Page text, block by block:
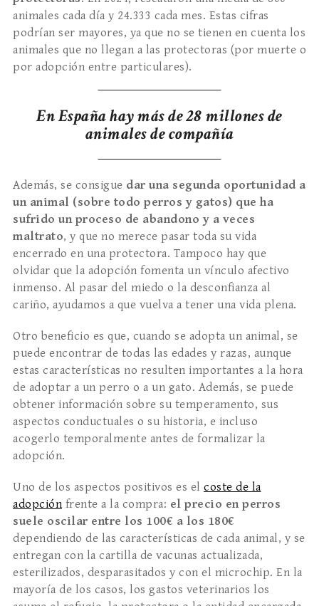
animales cada día y 24.333 cada mes. Estas cifras
podrían ser mayores, ya que no se tienen en cuenta los
animales que no llegan a las protectoras (por muerte o
por adopción entre particulares).
En España hay más de 28 millones de
animales de compañía
Además, se consigue dar una segunda oportunidad a
un animal (sobre todo perros y gatos) que ha
sufrido un proceso de abandono y a veces
maltrato, y que no merece pasar toda su vida
encerrado en una protectora. Tampoco hay que
olvidar que la adopción fomenta un vínculo afectivo
inmenso. Al pasar del miedo o la desconfianza al
cariño, ayudamos a que vuelva a tener una vida plena.
Otro beneficio es que, cuando se adopta un animal, se
puede encontrar de todas las edades y razas, aunque
estas características no resulten importantes a la hora
de adoptar a un perro o a un gato. Además, se puede
obtener información sobre su temperamento, sus
aspectos conductuales o su historia, e incluso
acogerlo temporalmente antes de formalizar la
adopción.
Uno de los aspectos positivos es el coste de la
adopción frente a la compra: el precio en perros
suele oscilar entre los 100€ a los 180€
dependiendo de las características de cada animal, y se
entregan con la cartilla de vacunas actualizada,
esterilizados, desparasitados y con el microchip. En la
mayoría de los casos, los gastos veterinarios los